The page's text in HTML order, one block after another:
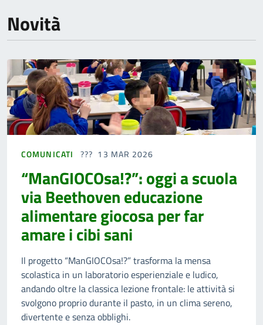
Novità
COMUNICATI 13 MAR 2026
“ManGIOCOsa!?”: oggi a scuola
via Beethoven educazione
alimentare giocosa per far
amare i cibi sani
Il progetto “ManGIOCOsa!?” trasforma la mensa
scolastica in un laboratorio esperienziale e ludico,
andando oltre la classica lezione frontale: le attività si
svolgono proprio durante il pasto, in un clima sereno,
divertente e senza obblighi.